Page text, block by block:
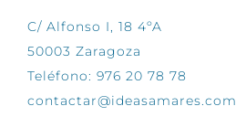
C/ Alfonso I, 18 4ºA
50003 Zaragoza
Teléfono: 976 20 78 78
contactar@ideasamares.com